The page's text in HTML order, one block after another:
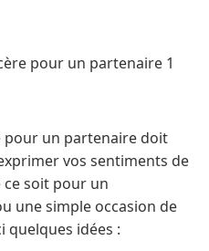
pour un partenaire 1
pour un partenaire doit
vos sentiments de
soit pour un
une simple occasion de
quelques idées :